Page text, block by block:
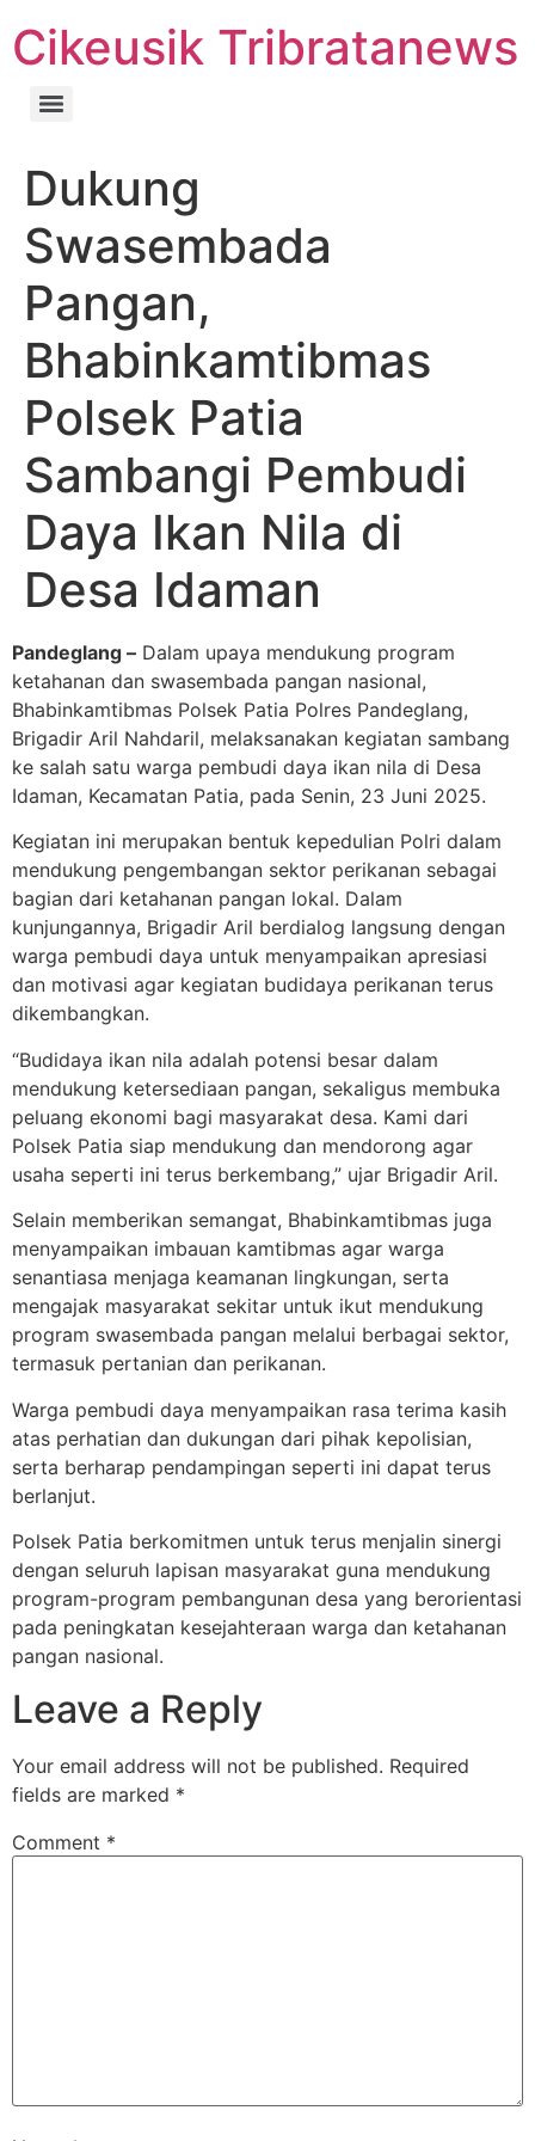
Cikeusik Tribratanews
Dukung
Swasembada
Pangan,
Bhabinkamtibmas
Polsek Patia
Sambangi Pembudi
Daya Ikan Nila di
Desa Idaman
Pandeglang – Dalam upaya mendukung program
ketahanan dan swasembada pangan nasional,
Bhabinkamtibmas Polsek Patia Polres Pandeglang,
Brigadir Aril Nahdaril, melaksanakan kegiatan sambang
ke salah satu warga pembudi daya ikan nila di Desa
Idaman, Kecamatan Patia, pada Senin, 23 Juni 2025.
Kegiatan ini merupakan bentuk kepedulian Polri dalam
mendukung pengembangan sektor perikanan sebagai
bagian dari ketahanan pangan lokal. Dalam
kunjungannya, Brigadir Aril berdialog langsung dengan
warga pembudi daya untuk menyampaikan apresiasi
dan motivasi agar kegiatan budidaya perikanan terus
dikembangkan.
“Budidaya ikan nila adalah potensi besar dalam
mendukung ketersediaan pangan, sekaligus membuka
peluang ekonomi bagi masyarakat desa. Kami dari
Polsek Patia siap mendukung dan mendorong agar
usaha seperti ini terus berkembang,” ujar Brigadir Aril.
Selain memberikan semangat, Bhabinkamtibmas juga
menyampaikan imbauan kamtibmas agar warga
senantiasa menjaga keamanan lingkungan, serta
mengajak masyarakat sekitar untuk ikut mendukung
program swasembada pangan melalui berbagai sektor,
termasuk pertanian dan perikanan.
Warga pembudi daya menyampaikan rasa terima kasih
atas perhatian dan dukungan dari pihak kepolisian,
serta berharap pendampingan seperti ini dapat terus
berlanjut.
Polsek Patia berkomitmen untuk terus menjalin sinergi
dengan seluruh lapisan masyarakat guna mendukung
program-program pembangunan desa yang berorientasi
pada peningkatan kesejahteraan warga dan ketahanan
pangan nasional.
Leave a Reply
Your email address will not be published. Required
fields are marked *
Comment *